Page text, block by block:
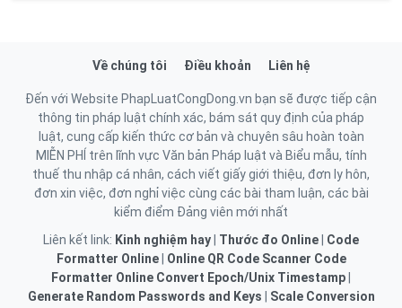
Về chúng tôi Điều khoản Liên hệ
Đến với Website PhapLuatCongDong.vn bạn sẽ được tiếp cận
thông tin pháp luật chính xác, bám sát quy định của pháp
luật, cung cấp kiến thức cơ bản và chuyên sâu hoàn toàn
MIỄN PHÍ trên lĩnh vực Văn bản Pháp luật và Biểu mẫu, tính
thuế thu nhập cá nhân, cách viết giấy giới thiệu, đơn ly hôn,
đơn xin việc, đơn nghỉ việc cùng các bài tham luận, các bài
kiểm điểm Đảng viên mới nhất
Liên kết link: Kinh nghiệm hay Thước đo Online
Code
Formatter Online| Online QR Code Scanner Code
Formatter Online Convert Epoch/Unix Timestamp
Generate Random Passwords and Keys
Scale Conversion